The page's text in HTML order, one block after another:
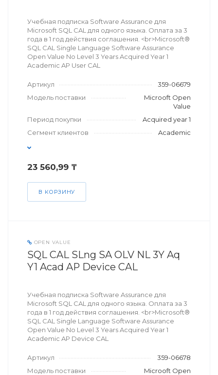
Учебная подписка Software Assurance для
Microsoft SQL CAL для одного языка. Оплата за 3
года в 1 год действия соглашения. <br>Microsoft®
SQL CAL Single Language Software Assurance
Open Value No Level 3 Years Acquired Year 1
Academic AP User CAL
Артикул
359-06679
Модель поставки
Microoft Open
Value
Период покупки
Acquired year 1
Сегмент клиентов
Academic
23 560,99 ₸
В КОРЗИНУ
OPEN VALUE
SQL CAL SLng SA OLV NL 3Y Aq
Y1 Acad AP Device CAL
Учебная подписка Software Assurance для
Microsoft SQL CAL для одного языка. Оплата за 3
года в 1 год действия соглашения. <br>Microsoft®
SQL CAL Single Language Software Assurance
Open Value No Level 3 Years Acquired Year 1
Academic AP Device CAL
Артикул
359-06678
Модель поставки
Microoft Open